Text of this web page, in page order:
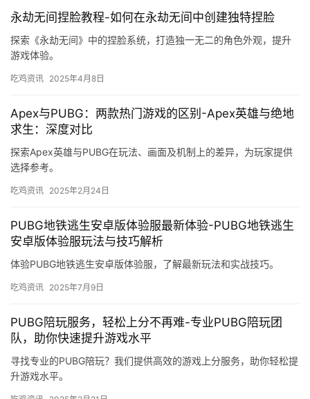
永劫无间捏脸教程-如何在永劫无间中创建独特捏脸
探索《永劫无间》中的捏脸系统，打造独一无二的角色外观，提升
游戏体验。
吃鸡资讯 2025年4月8日
Apex与PUBG：两款热门游戏的区别-Apex英雄与绝地
求生：深度对比
探索Apex英雄与PUBG在玩法、画面及机制上的差异，为玩家提供
选择参考。
吃鸡资讯 2025年2月24日
PUBG地铁逃生安卓版体验服最新体验-PUBG地铁逃生
安卓版体验服玩法与技巧解析
体验PUBG地铁逃生安卓版体验服，了解最新玩法和实战技巧。
吃鸡资讯 2025年7月9日
PUBG陪玩服务，轻松上分不再难-专业PUBG陪玩团
队，助你快速提升游戏水平
寻找专业的PUBG陪玩？我们提供高效的游戏上分服务，助你轻松提
升游戏水平。